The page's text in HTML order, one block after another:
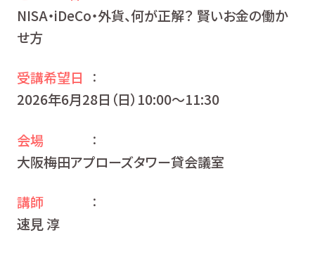
NISA・iDeCo・外貨、何が正解？ 賢いお金の働か
せ方
受講希望日 ：
2026年6月28日（日）10:00〜11:30
会場 ：
大阪梅田アプローズタワー貸会議室
講師 ：
速見 淳